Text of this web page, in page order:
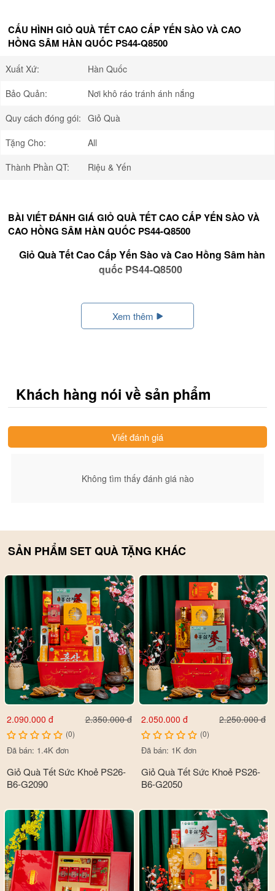
CẤU HÌNH GIỎ QUÀ TẾT CAO CẤP YẾN SÀO VÀ CAO
HỒNG SÂM HÀN QUỐC PS44-Q8500
Xuất Xứ:
Hàn Quốc
Bảo Quản:
Nơi khô ráo tránh ánh nắng
Quy cách đóng gói: Giỏ Quà
Tặng Cho:
All
Thành Phần QT:
Riệu & Yến
BÀI VIẾT ĐÁNH GIÁ GIỎ QUÀ TẾT CAO CẤP YẾN SÀO VÀ
CAO HỒNG SÂM HÀN QUỐC PS44-Q8500
Giỏ Quà Tết Cao Cấp Yến Sào và Cao Hồng Sâm hàn
quốc PS44-Q8500
Xem thêm
Khách hàng nói về sản phẩm
Viết đánh giá
Không tìm thấy đánh giá nào
SẢN PHẨM SET QUÀ TẶNG KHÁC
2.090.000 đ 2.350.000 đ
(0)
Đã bán: 1.4K đơn
Giỏ Quà Tết Sức Khoẻ PS26-
B6-G2090
2.050.000 đ 2.250.000 đ
(0)
Đã bán: 1K đơn
Giỏ Quà Tết Sức Khoẻ PS26-
B6-G2050